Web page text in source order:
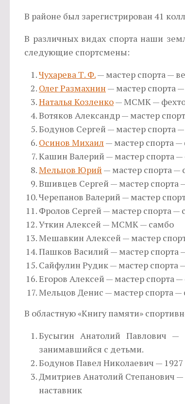
В районе был зарегистрирован 41
В различных видах спорта наши
следующие спортсмены:
Чухарева Т. Ф.— мастер спорта —
Олег Размахнин — мастер спорта
Наталья Козленко— МСМК —
Вотяков Александр — мастер
Бодунов Сергей — мастер спорта
Осинов Михаил — мастер спорта —
Кашин Валерий — мастер спорта —
Мельцов Юрий — мастер спорта —
Вшивцев Сергей — мастер спорта
Черепанов Валерий — мастер
Фролов Сергей — мастер спорта —
Уткин Алексей — МСМК — самбо
Мешавкин Алексей — мастер
Пашков Василий — мастер спорта
Сайфулин Рудик — мастер спорта
Егоров Алексей — мастер спорта
Мельцов Денис — мастер спорта —
В областную «Книгу памяти»
Бусыгин Анатолий Павлович
занимавшийся с детьми.
Бодунов Павел Николаевич —
Дмитриев Анатолий Степанович —
наставник